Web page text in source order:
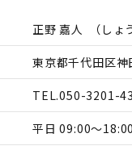
正野 嘉人 （ しょ
東京都千代田区
TEL.050-3201-
平日 09:00～18:00